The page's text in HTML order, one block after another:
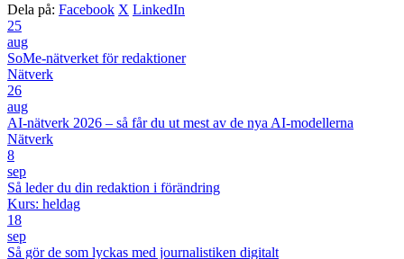
Dela på: Facebook X LinkedIn
25
aug
SoMe-nätverket för redaktioner
Nätverk
26
aug
AI-nätverk 2026 – så får du ut mest av de nya AI-modellerna
Nätverk
8
sep
Så leder du din redaktion i förändring
Kurs: heldag
18
sep
Så gör de som lyckas med journalistiken digitalt